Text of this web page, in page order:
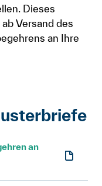
Dieses
Versand des
an Ihre
an